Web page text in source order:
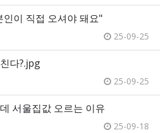
이 직접 오셔야 돼요"
25-09-25
다?.jpg
25-09-25
서울집값 오르는 이유
25-09-18